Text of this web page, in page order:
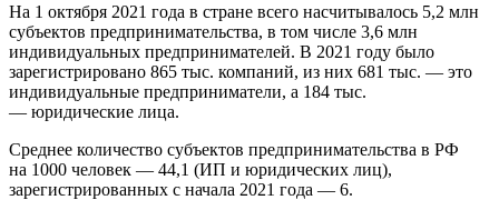
На 1 октября 2021 года в стране всего насчитывалось 5,2 млн
субъектов предпринимательства, в том числе 3,6 млн
индивидуальных предпринимателей. В 2021 году было
зарегистрировано 865 тыс. компаний, из них 681 тыс. — это
индивидуальные предприниматели, а 184 тыс.
— юридические лица.
Среднее количество субъектов предпринимательства в РФ
на 1000 человек — 44,1 (ИП и юридических лиц),
зарегистрированных с начала 2021 года — 6.